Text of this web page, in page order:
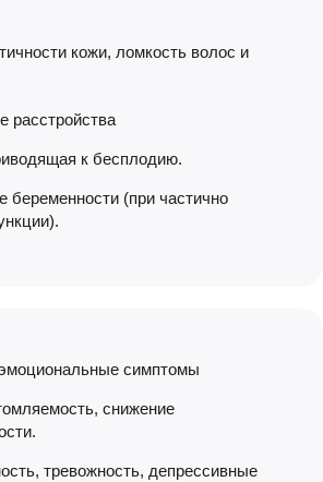
кожи, ломкость волос и
расстройства
к бесплодию.
беременности (при частично
симптомы
снижение
тревожность, депрессивные